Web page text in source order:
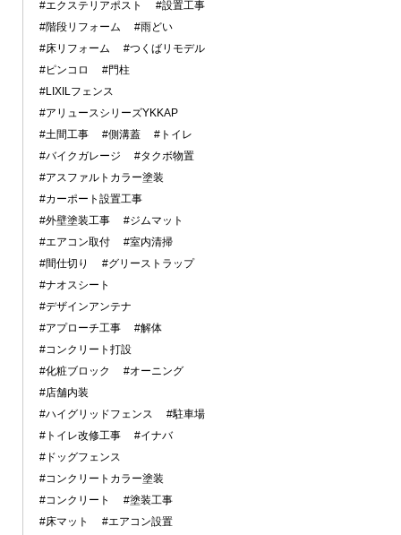
#エクステリアポスト
#設置工事
#階段リフォーム
#雨どい
#床リフォーム
#つくばリモデル
#ピンコロ
#門柱
#LIXILフェンス
#アリュースシリーズYKKAP
#土間工事
#側溝蓋
#トイレ
#バイクガレージ
#タクボ物置
#アスファルトカラー塗装
#カーポート設置工事
#外壁塗装工事
#ジムマット
#エアコン取付
#室内清掃
#間仕切り
#グリーストラップ
#ナオスシート
#デザインアンテナ
#アプローチ工事
#解体
#コンクリート打設
#化粧ブロック
#オーニング
#店舗内装
#ハイグリッドフェンス
#駐車場
#トイレ改修工事
#イナバ
#ドッグフェンス
#コンクリートカラー塗装
#コンクリート
#塗装工事
#床マット
#エアコン設置